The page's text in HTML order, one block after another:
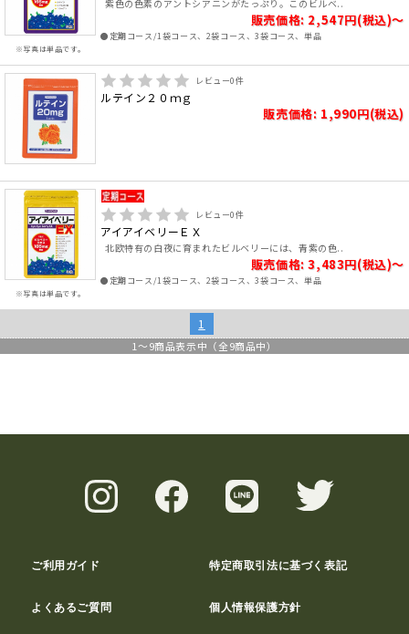
※写真は単品です。
紫色の色素のアントシアニンがたっぷり。このビルベ..
販売価格: 2,547円(税込)～
●定期コース/1袋コース、2袋コース、3袋コース、単品
レビュー0件
ルテイン２０ｍｇ
販売価格: 1,990円(税込)
※写真は単品です。
レビュー0件
アイアイベリーＥＸ
北欧特有の白夜に育まれたビルベリーには、青紫の色..
販売価格: 3,483円(税込)～
●定期コース/1袋コース、2袋コース、3袋コース、単品
1
1 ～9商品表示中（全9商品中）
ご利用ガイド 特定商取引法に基づく表記
よくあるご質問 個人情報保護方針